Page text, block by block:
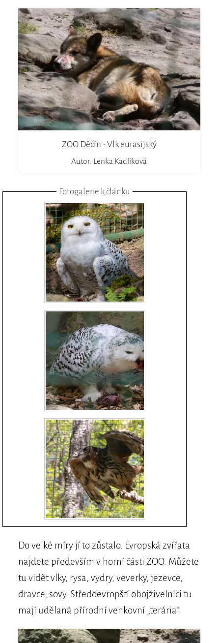
ZOO Děčín - Vlk eurasijský
Autor: Lenka Kadlíková
Fotogalerie k článku
Do velké míry jí to zůstalo. Evropská zvířata
najdete především v horní části ZOO. Můžete
tu vidět vlky, rysa, vydry, veverky, jezevce,
dravce, sovy. Středoevropští obojživelníci tu
mají udělaná přírodní venkovní „terária“.